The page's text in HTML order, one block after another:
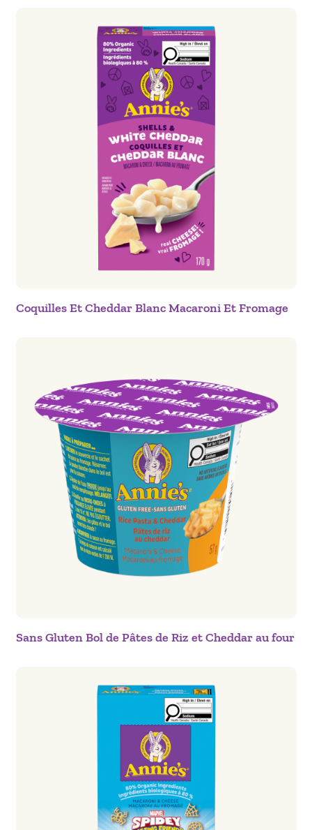
Coquilles Et Cheddar Blanc Macaroni Et Fromage
Sans Gluten Bol de Pâtes de Riz et Cheddar au four